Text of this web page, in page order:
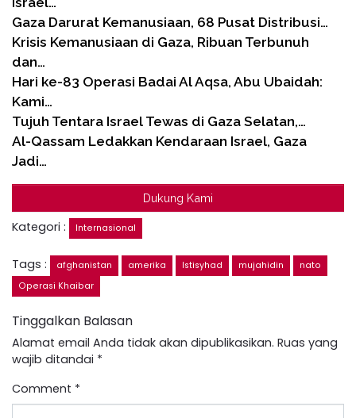
Gaza Darurat Kemanusiaan, 68 Pusat Distribusi…
Krisis Kemanusiaan di Gaza, Ribuan Terbunuh
dan…
Hari ke-83 Operasi Badai Al Aqsa, Abu Ubaidah:
Kami…
Tujuh Tentara Israel Tewas di Gaza Selatan,…
Al-Qassam Ledakkan Kendaraan Israel, Gaza
Jadi…
Dukung Kami
Kategori : Internasional
Tags : afghanistan amerika Istisyhad mujahidin
nato
Operasi Khaibar
Tinggalkan Balasan
Alamat email Anda tidak akan dipublikasikan. Ruas yang
wajib ditandai *
Comment *